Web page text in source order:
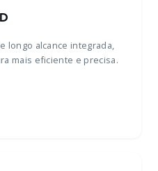
longo alcance integrada,
mais eficiente e precisa.